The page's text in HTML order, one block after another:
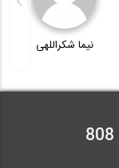
نیما شکراللهی